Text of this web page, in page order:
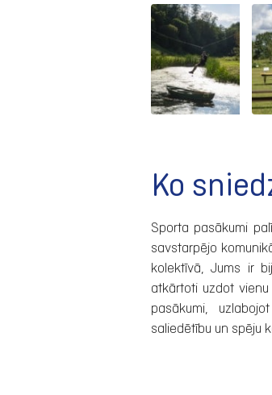
Ko
Sporta pasākumi
savstarpējo
kolektīvā, Jums ir
atkārtoti uzdot
pasākumi,
saliedētību un spēju